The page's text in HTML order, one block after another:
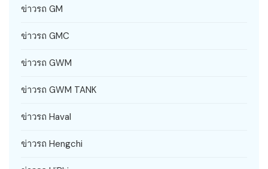
ข่าวรถ GM
ข่าวรถ GMC
ข่าวรถ GWM
ข่าวรถ GWM TANK
ข่าวรถ Haval
ข่าวรถ Hengchi